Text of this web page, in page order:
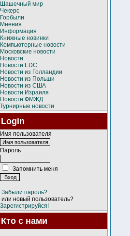
Шашечный мир
Чекерс
Горбыли
Мнения...
Информация
Книжные новинки
Компьютерные новости
Московские новости
Новости
Новости EDC
Новости из Голландии
Новости из Польши
Новости из США
Новости Израиля
Новости ФМЖД
Турнирные новости
Login
Имя пользователя
Пароль
Запомнить меня
Забыли пароль?
или новый пользователь?
Зарегистрируйся!
Кто с нами